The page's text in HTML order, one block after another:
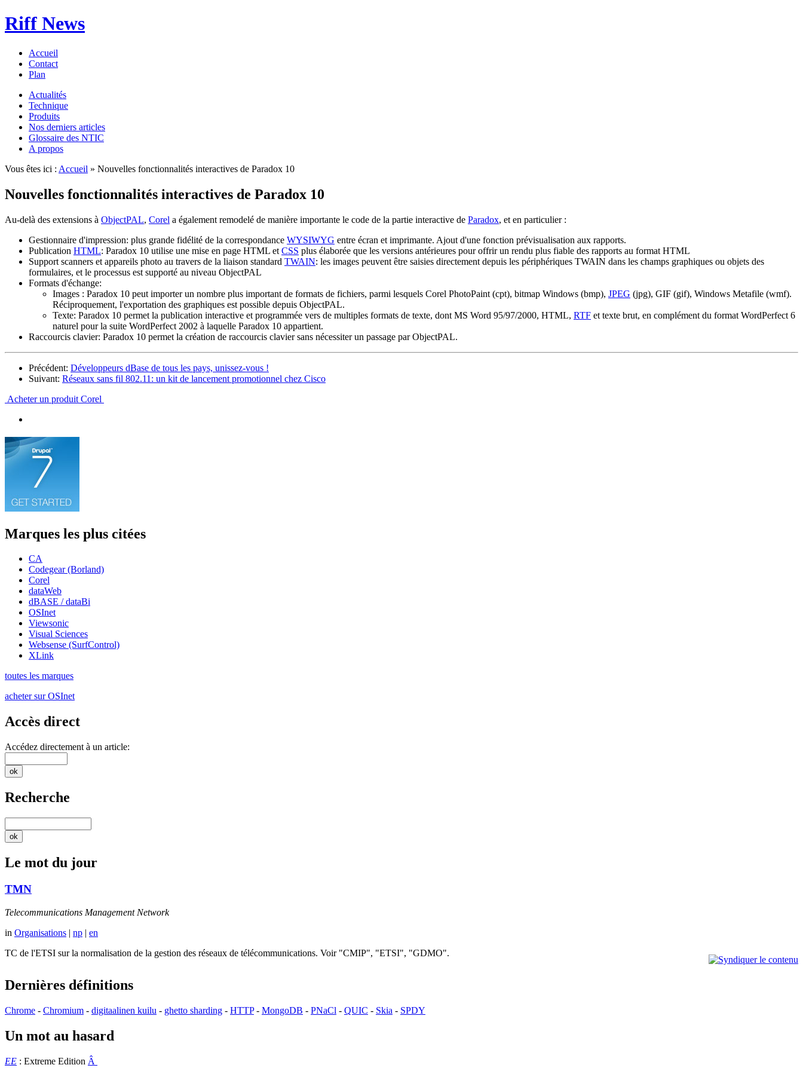
Riff News
Accueil
Contact
Plan
Actualités
Technique
Produits
Nos derniers articles
Glossaire des NTIC
A propos
Vous êtes ici : Accueil » Nouvelles fonctionnalités interactives de Paradox 10
Nouvelles fonctionnalités interactives de Paradox 10
Au-delà des extensions à ObjectPAL, Corel a également remodelé de manière importante le code de la partie interactive de Paradox, et en particulier :
Gestionnaire d'impression: plus grande fidélité de la correspondance WYSIWYG entre écran et imprimante. Ajout d'une fonction prévisualisation aux rapports.
Publication HTML: Paradox 10 utilise une mise en page HTML et CSS plus élaborée que les versions antérieures pour offrir un rendu plus fiable des rapports au format HTML
Support scanners et appareils photo au travers de la liaison standard TWAIN: les images peuvent être saisies directement depuis les périphériques TWAIN dans les champs graphiques ou objets des
formulaires, et le processus est supporté au niveau ObjectPAL
Formats d'échange:
Images : Paradox 10 peut importer un nombre plus important de formats de fichiers, parmi lesquels Corel PhotoPaint (cpt), bitmap Windows (bmp), JPEG (jpg), GIF (gif), Windows Metafile (wmf).
Réciproquement, l'exportation des graphiques est possible depuis ObjectPAL.
Texte: Paradox 10 permet la publication interactive et programmée vers de multiples formats de texte, dont MS Word 95/97/2000, HTML, RTF et texte brut, en complément du format WordPerfect 6
naturel pour la suite WordPerfect 2002 à laquelle Paradox 10 appartient.
Raccourcis clavier: Paradox 10 permet la création de raccourcis clavier sans nécessiter un passage par ObjectPAL.
Précédent: Développeurs dBase de tous les pays, unissez-vous !
Suivant: Réseaux sans fil 802.11: un kit de lancement promotionnel chez Cisco
Acheter un produit Corel
Marques les plus citées
CA
Codegear (Borland)
Corel
dataWeb
dBASE / dataBi
OSInet
Viewsonic
Visual Sciences
Websense (SurfControl)
XLink
toutes les marques
acheter sur OSInet
Accès direct
Accédez directement à un article:
Recherche
Le mot du jour
TMN
Telecommunications Management Network
in Organisations | np | en
TC de l'ETSI sur la normalisation de la gestion des réseaux de télécommunications. Voir "CMIP", "ETSI", "GDMO".
Dernières définitions
Chrome - Chromium - digitaalinen kuilu - ghetto sharding - HTTP- MongoDB - PNaCl - QUIC - Skia - SPDY
Un mot au hasard
EE : Extreme Edition Â